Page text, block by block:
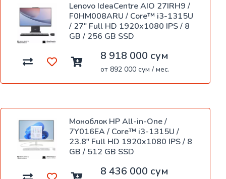
Lenovo IdeaCentre AIO 27IRH9 /
F0HM008ARU / Core™ i3-1315U
/ 27" Full HD 1920x1080 IPS / 8
GB / 256 GB SSD
8 918 000 сум
от 892 000 сум / мес.
Моноблок HP All-in-One /
7Y016EA / Core™ i3-1315U /
23.8" Full HD 1920x1080 IPS / 8
GB / 512 GB SSD
8 436 000 сум